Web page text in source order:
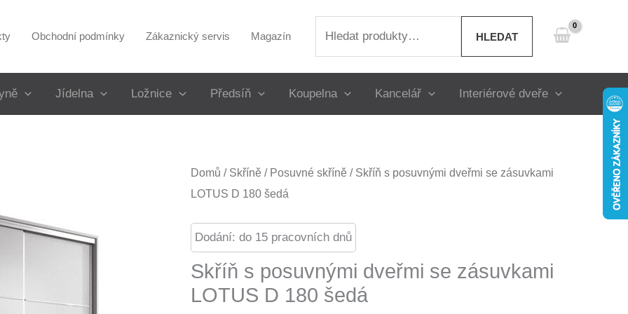
Obchodní podmínky Zákaznický servis Magazín HLEDAT
Jídelna Ložnice Předsíň Koupelna Kancelář Interiérové dveře
Domů / Skříně / Posuvné skříně / Skříň s posuvnými dveřmi se zásuvkami
LOTUS D 180 šedá
Dodání: do 15 pracovních dnů
Skříň s posuvnými dveřmi se zásuvkami
LOTUS D 180 šedá